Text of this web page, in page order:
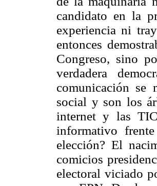
candidato en la
experiencia ni
entonces
Congreso, sino
verdadera
comunicación se
social y son los
internet y las
informativo
elección? El
comicios
electoral viciado